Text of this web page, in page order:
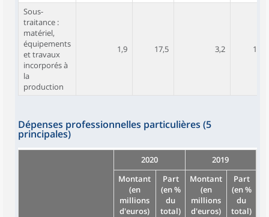
Sous-
traitance :
matériel,
équipements
et travaux
incorporés à
la
production
1,9 17,5 3,2 10,3
Dépenses professionnelles particulières (5
principales)
2020
2019
Montant
(en
millions
d'euros)
Part
(en %
du
total)
Montant
(en
millions
d'euros)
Part
(en %
du
total)